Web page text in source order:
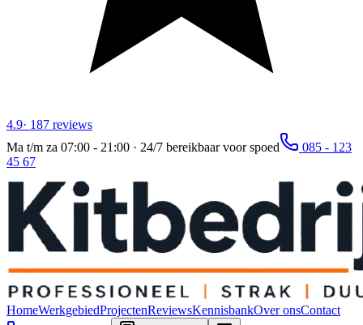
4.9· 187 reviews
Ma t/m za 07:00 - 21:00 · 24/7 bereikbaar voor spoed
085 - 123
45 67
HomeWerkgebiedProjectenReviewsKennisbankOver onsContact